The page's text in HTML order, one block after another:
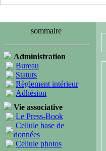
sommaire
Administration
Bureau
Statuts
Règlement intérieur
Adhésion
Vie associative
Le Press-Book
Cellule base de
données
Cellule photos